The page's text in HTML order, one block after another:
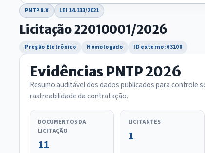
PNTP 8.X LEI 14.133/2021
Licitação 22010001/2026
Pregão Eletrônico Homologado ID externo: 63100
Evidências PNTP 2026
Resumo auditável dos dados publicados para controle
rastreabilidade da contratação.
DOCUMENTOS DA
LICITAÇÃO
11
LICITANTES
1